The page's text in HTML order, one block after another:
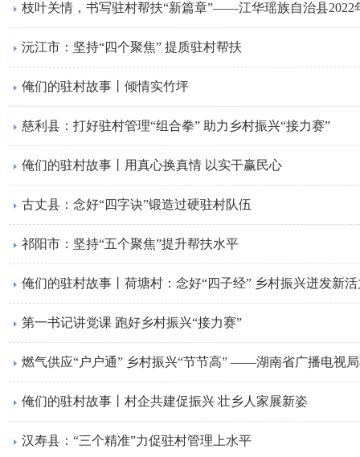
枝叶关情，书写驻村帮扶“新篇章”——江华瑶族自治县2022
沅江市：坚持“四个聚焦” 提质驻村帮扶
俺们的驻村故事丨倾情实竹坪
慈利县：打好驻村管理“组合拳” 助力乡村振兴“接力赛”
俺们的驻村故事丨用真心换真情 以实干赢民心
古丈县：念好“四字诀”锻造过硬驻村队伍
祁阳市：坚持“五个聚焦”提升帮扶水平
俺们的驻村故事丨荷塘村：念好“四子经” 乡村振兴迸发新活
第一书记讲党课 跑好乡村振兴“接力赛”
燃气供应“户户通” 乡村振兴“节节高” ——湖南省广播电视
俺们的驻村故事丨村企共建促振兴 壮乡人家展新姿
汉寿县：“三个精准”力促驻村管理上水平